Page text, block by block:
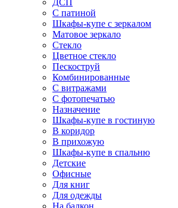
ДСП
С патиной
Шкафы-купе с зеркалом
Матовое зеркало
Стекло
Цветное стекло
Пескоструй
Комбинированные
С витражами
С фотопечатью
Назначение
Шкафы-купе в гостиную
В коридор
В прихожую
Шкафы-купе в спальню
Детские
Офисные
Для книг
Для одежды
На балкон